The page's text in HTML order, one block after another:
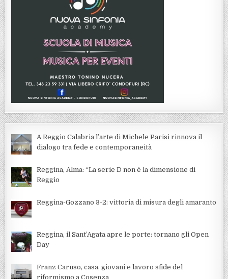
A Reggio Calabria l’arte di Michele Parisi rinnova il
dialogo tra fede e contemporaneità
Reggina, Alma: “La serie D non è la dimensione di
Reggio
Reggina-Gozzano 3-2: vittoria di misura degli amaranto
Reggina, il Sant’Agata apre le porte: tornano gli Open
Day
Franz Caruso, casa, giovani e lavoro sfide del
riformismo a Cosenza